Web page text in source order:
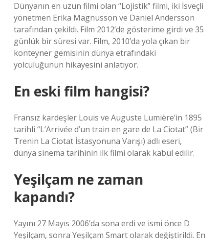
Dünyanın en uzun filmi olan “Lojistik” filmi, iki İsveçli
yönetmen Erika Magnusson ve Daniel Andersson
tarafından çekildi. Film 2012’de gösterime girdi ve 35
günlük bir süresi var. Film, 2010’da yola çıkan bir
konteyner gemisinin dünya etrafındaki
yolculuğunun hikayesini anlatıyor.
En eski film hangisi?
Fransız kardeşler Louis ve Auguste Lumière’in 1895
tarihli “L’Arrivée d’un train en gare de La Ciotat” (Bir
Trenin La Ciotat İstasyonuna Varışı) adlı eseri,
dünya sinema tarihinin ilk filmi olarak kabul edilir.
Yeşilçam ne zaman
kapandı?
Yayını 27 Mayıs 2006’da sona erdi ve ismi önce D
Yeşilçam, sonra Yeşilçam Smart olarak değiştirildi. En